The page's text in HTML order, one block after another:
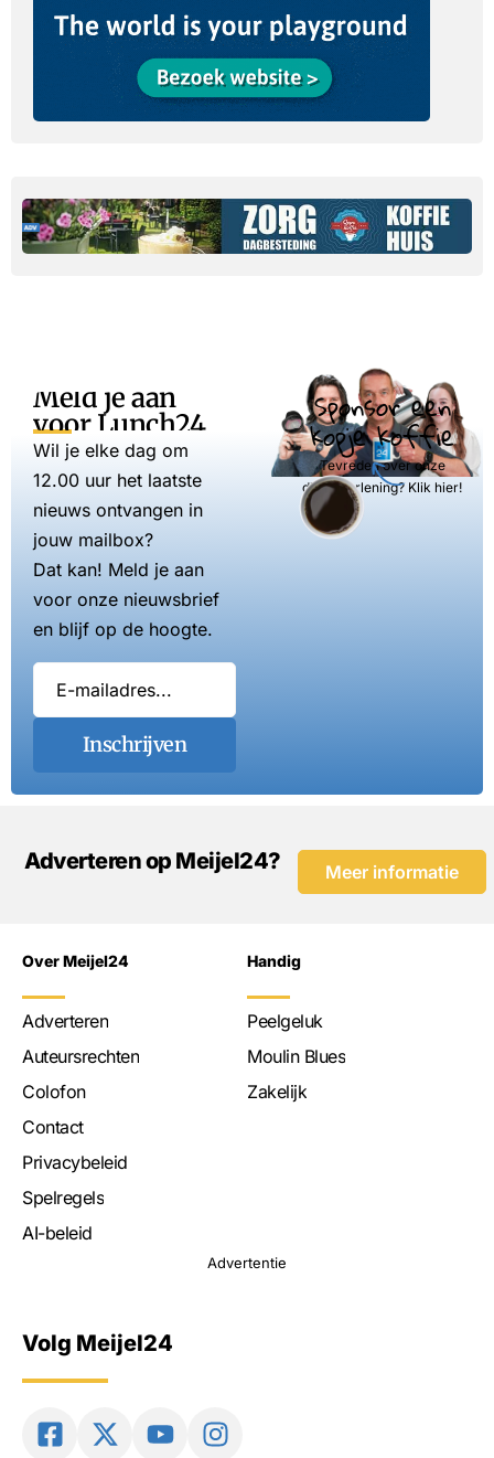
Meld je aan
voor Lunch24
Wil je elke dag om
12.00 uur het laatste
nieuws ontvangen in
jouw mailbox?
Dat kan! Meld je aan
voor onze nieuwsbrief
en blijf op de hoogte.
Inschrijven
Sponsor een
kopje koffie
Tevreden over onze
dienstverlening? Klik hier!
Adverteren op Meijel24? Meer informatie
Over Meijel24
Adverteren
Auteursrechten
Colofon
Contact
Privacybeleid
Spelregels
AI-beleid
Handig
Peelgeluk
Moulin Blues
Zakelijk
Advertentie
Volg Meijel24